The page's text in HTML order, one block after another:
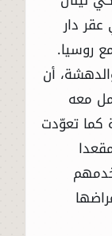
دار
روسيا.
أن
معه
كما تعوّدت